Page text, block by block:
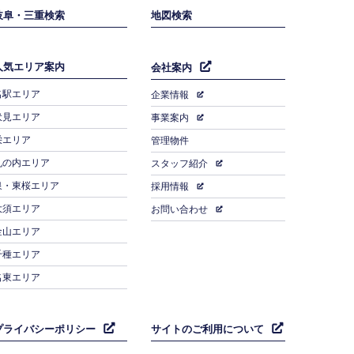
阜・三重検索 地図検索
気エリア案内
駅エリア
見エリア
エリア
の内エリア
・東桜エリア
須エリア
山エリア
種エリア
東エリア
会社案内
企業情報
事業案内
管理物件
スタッフ紹介
採用情報
お問い合わせ
ライバシーポリシー サイトのご利用について